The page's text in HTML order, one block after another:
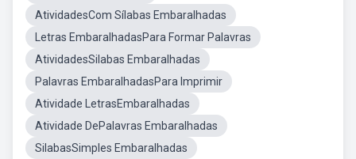
AtividadesCom Sílabas Embaralhadas
Letras EmbaralhadasPara Formar Palavras
AtividadesSilabas Embaralhadas
Palavras EmbaralhadasPara Imprimir
Atividade LetrasEmbaralhadas
Atividade DePalavras Embaralhadas
SilabasSimples Embaralhadas